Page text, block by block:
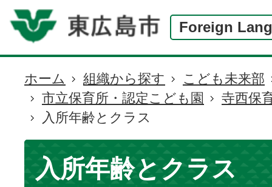
Foreign
現
在
の
位
ホーム 組織から探す
こども未来部
市立保育所・認定こども園
寺西保
入所年齢とクラス
入所年齢とクラス